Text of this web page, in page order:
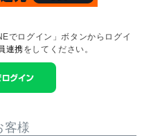
でログイン」ボタンからログイ
連携をしてください。
客様